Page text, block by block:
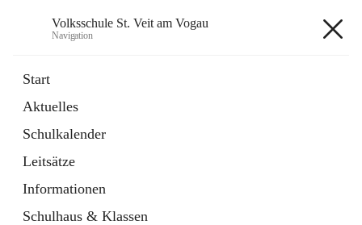
Volksschule St. Veit am Vogau
Navigation
Start
Aktuelles
Schulkalender
Leitsätze
Informationen
Schulhaus & Klassen